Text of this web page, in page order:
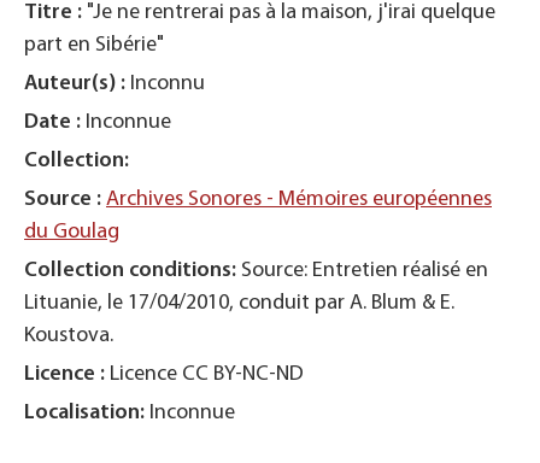
Titre : "Je ne rentrerai pas à la maison, j'irai quelque
part en Sibérie"
Auteur(s) : Inconnu
Date : Inconnue
Collection:
Source : Archives Sonores - Mémoires européennes
du Goulag
Collection conditions: Source: Entretien réalisé en
Lituanie, le 17/04/2010, conduit par A. Blum & E.
Koustova.
Licence : Licence CC BY-NC-ND
Localisation: Inconnue